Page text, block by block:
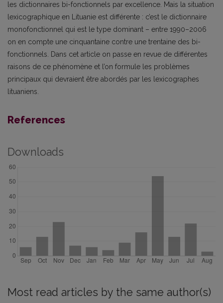
les dictionnaires bi-fonctionnels par excellence. Mais la situation
lexicographique en Lituanie est différente : c’est le dictionnaire
monofonctionnel qui est le type dominant – entre 1990–2006
on en compte une cinquantaine contre une trentaine des bi-
fonctionnels. Dans cet article on passe en revue de différentes
raisons de ce phénomène et l’on formule les problèmes
principaux qui devraient être abordés par les lexicographes
lituaniens.
References
Downloads
Most read articles by the same author(s)